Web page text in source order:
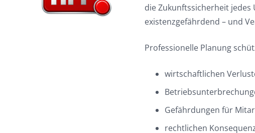
die Zukunftssicherheit
existenzgefährdend – und
Professionelle Planung
wirtschaftlichen
Gefährdungen für
rechtlichen